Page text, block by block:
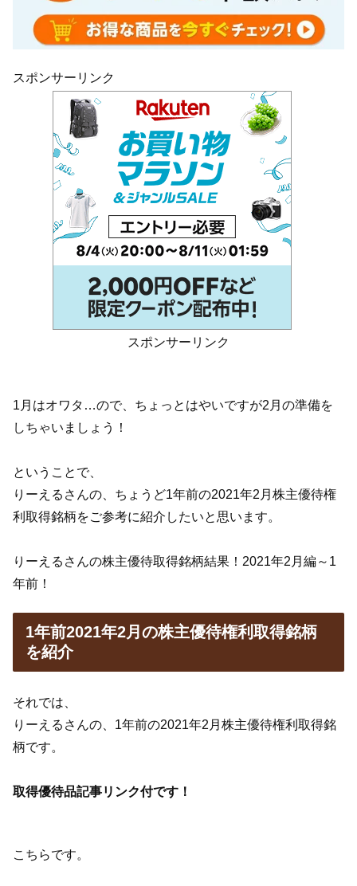
スポンサーリンク
スポンサーリンク
1月はオワタ…ので、ちょっとはやいですが2月の準備を
しちゃいましょう！
ということで、
りーえるさんの、ちょうど1年前の2021年2月株主優待権
利取得銘柄をご参考に紹介したいと思います。
りーえるさんの株主優待取得銘柄結果！2021年2月編～1
年前！
1年前2021年2月の株主優待権利取得銘柄
を紹介
それでは、
りーえるさんの、1年前の2021年2月株主優待権利取得銘
柄です。
取得優待品記事リンク付です！
こちらです。